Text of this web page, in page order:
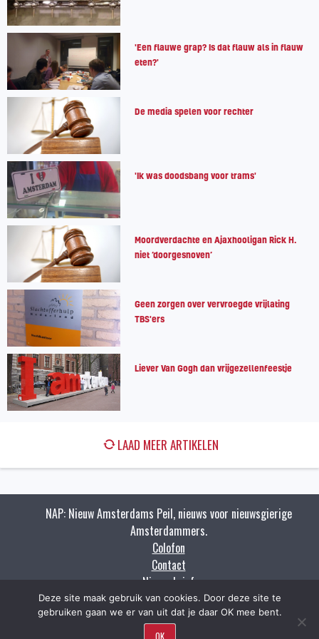
'Een flauwe grap? Is dat flauw als in flauw
eten?'
De media spelen voor rechter
'Ik was doodsbang voor trams'
Moordverdachte en Ajaxhooligan Rick H.
niet ‘doorgesnoven’
Geen zorgen over vervroegde vrijlating
TBS'ers
Liever Van Gogh dan vrijgezellenfeestje
LAAD MEER ARTIKELEN
NAP: Nieuw Amsterdams Peil, nieuws voor nieuwsgierige
Amsterdammers.
Colofon
Contact
Nieuwsbrief
Zoeken
Deze site maak gebruik van cookies. Door deze site te
gebruiken gaan we er van uit dat je daar OK mee bent.
OK